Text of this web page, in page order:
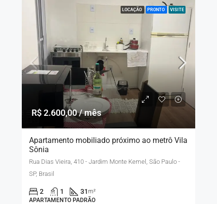
LOCAÇÃO PRONTO VISITE
R$ 2.600,00 / mês
Apartamento mobiliado próximo ao metrô Vila
Sônia
Rua Dias Vieira, 410 - Jardim Monte Kemel, São Paulo -
SP, Brasil
2 1 31m²
APARTAMENTO PADRÃO